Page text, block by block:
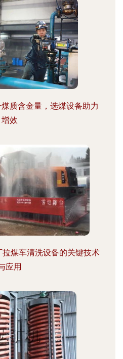
质含金量，选煤设备助力
增效
煤车清洗设备的关键技术
应用